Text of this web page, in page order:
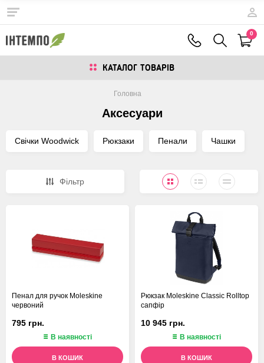
0
КАТАЛОГ ТОВАРIВ
Головна
Аксесуари
Свічки Woodwick Рюкзаки Пенали Чашки
Фiльтр
Пенал для ручок Moleskine
червоний
795 грн.
В наявності
В КОШИК
Рюкзак Moleskine Classic Rolltop
сапфір
10 945 грн.
В наявності
В КОШИК